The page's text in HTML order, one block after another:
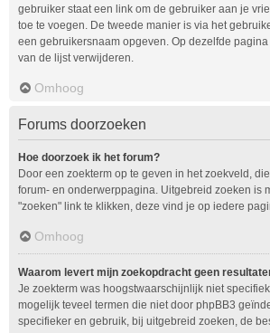
gebruiker staat een link om de gebruiker aan je
toe te voegen. De tweede manier is via het
een gebruikersnaam opgeven. Op dezelfde
van de lijst verwijderen.
Omhoog
Forums doorzoeken
Hoe doorzoek ik het forum?
Door een zoekterm op te geven in het zoekveld,
forum- en onderwerppagina. Uitgebreid zoeken is
"zoeken" link te klikken, deze vind je op iedere
Omhoog
Waarom levert mijn zoekopdracht geen
Je zoekterm was hoogstwaarschijnlijk niet
mogelijk teveel termen die niet door phpBB3
specifieker en gebruik, bij uitgebreid zoeken, de